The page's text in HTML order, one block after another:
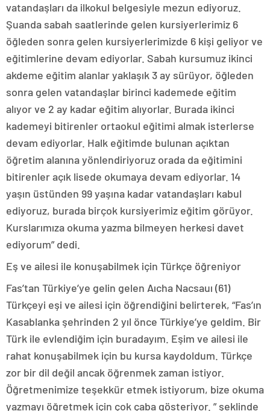
vatandaşları da ilkokul belgesiyle mezun ediyoruz.
Şuanda sabah saatlerinde gelen kursiyerlerimiz 6
öğleden sonra gelen kursiyerlerimizde 6 kişi geliyor ve
eğitimlerine devam ediyorlar. Sabah kursumuz ikinci
akdeme eğitim alanlar yaklaşık 3 ay sürüyor, öğleden
sonra gelen vatandaşlar birinci kademede eğitim
alıyor ve 2 ay kadar eğitim alıyorlar. Burada ikinci
kademeyi bitirenler ortaokul eğitimi almak isterlerse
devam ediyorlar. Halk eğitimde bulunan açıktan
öğretim alanına yönlendiriyoruz orada da eğitimini
bitirenler açık lisede okumaya devam ediyorlar. 14
yaşın üstünden 99 yaşına kadar vatandaşları kabul
ediyoruz, burada birçok kursiyerimiz eğitim görüyor.
Kurslarımıza okuma yazma bilmeyen herkesi davet
ediyorum” dedi.
Eş ve ailesi ile konuşabilmek için Türkçe öğreniyor
Fas’tan Türkiye’ye gelin gelen Aıcha Nacsauı (61)
Türkçeyi eşi ve ailesi için öğrendiğini belirterek, “Fas’ın
Kasablanka şehrinden 2 yıl önce Türkiye’ye geldim. Bir
Türk ile evlendiğim için buradayım. Eşim ve ailesi ile
rahat konuşabilmek için bu kursa kaydoldum. Türkçe
zor bir dil değil ancak öğrenmek zaman istiyor.
Öğretmenimize teşekkür etmek istiyorum, bize okuma
yazmayı öğretmek için çok çaba gösteriyor. ” şeklinde